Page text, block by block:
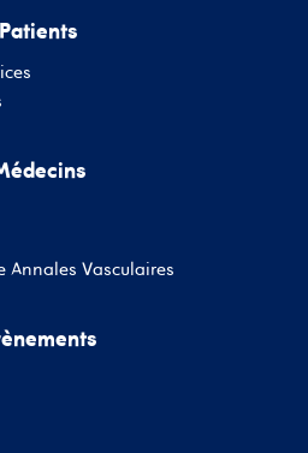
Patients
Annales Vasculaires
souvenir de moi
CONNECTER
Inscrivez-Vous